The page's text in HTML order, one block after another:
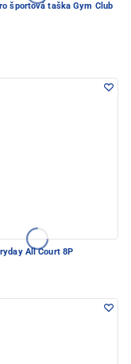
športová taška Gym Club
All Court 8P